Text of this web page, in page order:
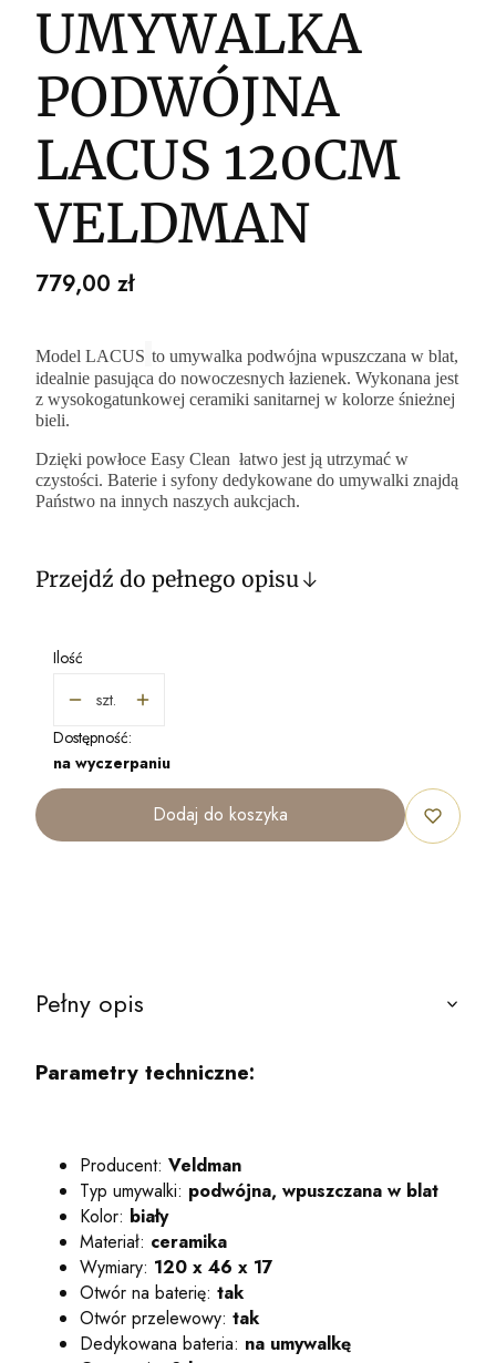
UMYWALKA
PODWÓJNA
LACUS 120CM
VELDMAN
Cena
779,00 zł
Model LACUS to umywalka podwójna wpuszczana w blat,
idealnie pasująca do nowoczesnych łazienek. Wykonana jest
z wysokogatunkowej ceramiki sanitarnej w kolorze śnieżnej
bieli.
Dzięki powłoce Easy Clean łatwo jest ją utrzymać w
czystości. Baterie i syfony dedykowane do umywalki znajdą
Państwo na innych naszych aukcjach.
Przejdź do pełnego opisu
Ilość
szt.
Dostępność:
na wyczerpaniu
Dodaj do koszyka
Pełny opis
Parametry techniczne:
Producent: Veldman
Typ umywalki: podwójna, wpuszczana w blat
Kolor: biały
Materiał: ceramika
Wymiary: 120 x 46 x 17
Otwór na baterię: tak
Otwór przelewowy: tak
Dedykowana bateria: na umywalkę